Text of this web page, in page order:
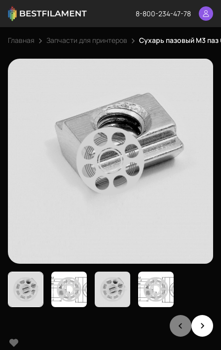
8-800-234-47-78
Главная Запчасти для принтеров Сухарь пазовый М3